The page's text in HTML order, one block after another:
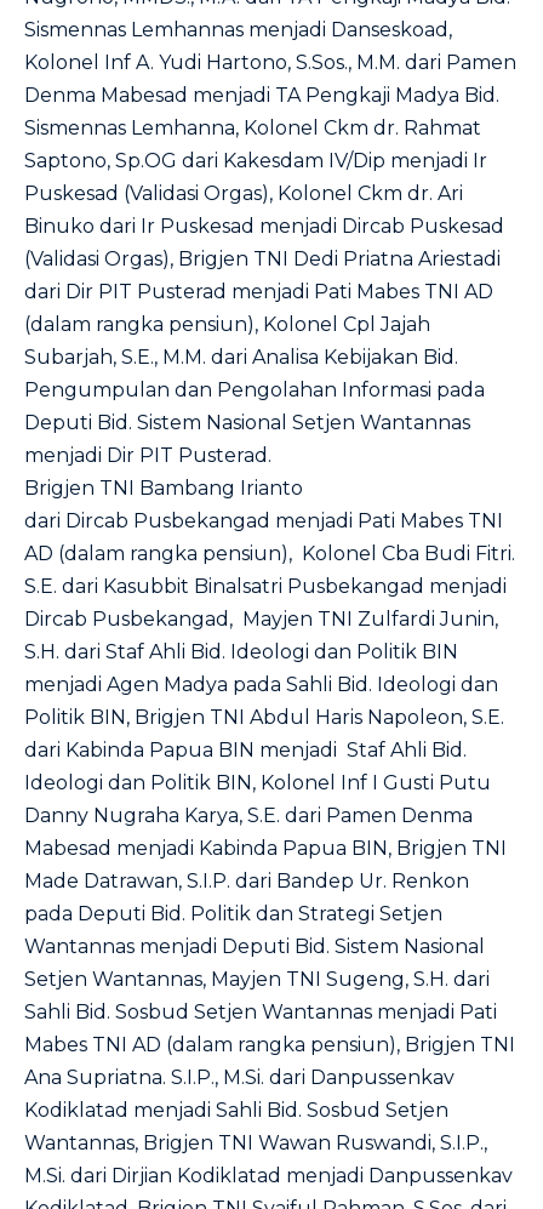
Sismennas Lemhannas menjadi Danseskoad,
Kolonel Inf A. Yudi Hartono, S.Sos., M.M. dari Pamen
Denma Mabesad menjadi TA Pengkaji Madya Bid.
Sismennas Lemhanna, Kolonel Ckm dr. Rahmat
Saptono, Sp.OG dari Kakesdam IV/Dip menjadi Ir
Puskesad (Validasi Orgas), Kolonel Ckm dr. Ari
Binuko dari Ir Puskesad menjadi Dircab Puskesad
(Validasi Orgas), Brigjen TNI Dedi Priatna Ariestadi
dari Dir PIT Pusterad menjadi Pati Mabes TNI AD
(dalam rangka pensiun), Kolonel Cpl Jajah
Subarjah, S.E., M.M. dari Analisa Kebijakan Bid.
Pengumpulan dan Pengolahan Informasi pada
Deputi Bid. Sistem Nasional Setjen Wantannas
menjadi Dir PIT Pusterad.
Brigjen TNI Bambang Irianto
dari Dircab Pusbekangad menjadi Pati Mabes TNI
AD (dalam rangka pensiun), Kolonel Cba Budi Fitri.
S.E. dari Kasubbit Binalsatri Pusbekangad menjadi
Dircab Pusbekangad, Mayjen TNI Zulfardi Junin,
S.H. dari Staf Ahli Bid. Ideologi dan Politik BIN
menjadi Agen Madya pada Sahli Bid. Ideologi dan
Politik BIN, Brigjen TNI Abdul Haris Napoleon, S.E.
dari Kabinda Papua BIN menjadi Staf Ahli Bid.
Ideologi dan Politik BIN, Kolonel Inf I Gusti Putu
Danny Nugraha Karya, S.E. dari Pamen Denma
Mabesad menjadi Kabinda Papua BIN, Brigjen TNI
Made Datrawan, S.I.P. dari Bandep Ur. Renkon
pada Deputi Bid. Politik dan Strategi Setjen
Wantannas menjadi Deputi Bid. Sistem Nasional
Setjen Wantannas, Mayjen TNI Sugeng, S.H. dari
Sahli Bid. Sosbud Setjen Wantannas menjadi Pati
Mabes TNI AD (dalam rangka pensiun), Brigjen TNI
Ana Supriatna. S.I.P., M.Si. dari Danpussenkav
Kodiklatad menjadi Sahli Bid. Sosbud Setjen
Wantannas, Brigjen TNI Wawan Ruswandi, S.I.P.,
M.Si. dari Dirjian Kodiklatad menjadi Danpussenkav